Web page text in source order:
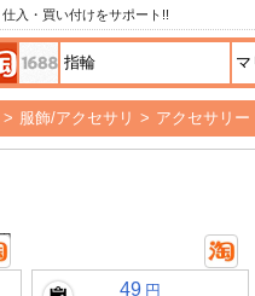
入・買い付けをサポート!!
> 服飾/アクセサリ > アクセサリー
49 円